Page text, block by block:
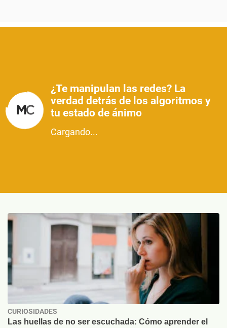
¿Te manipulan las redes? La
verdad detrás de los algoritmos y
tu estado de ánimo
Cargando...
CURIOSIDADES
Las huellas de no ser escuchada: Cómo aprender el